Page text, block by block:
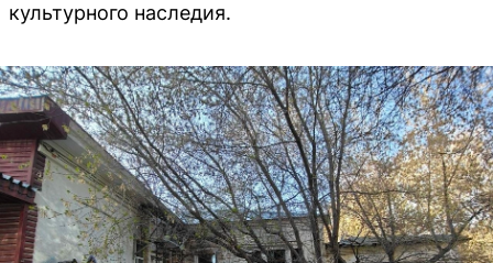
культурного наследия.